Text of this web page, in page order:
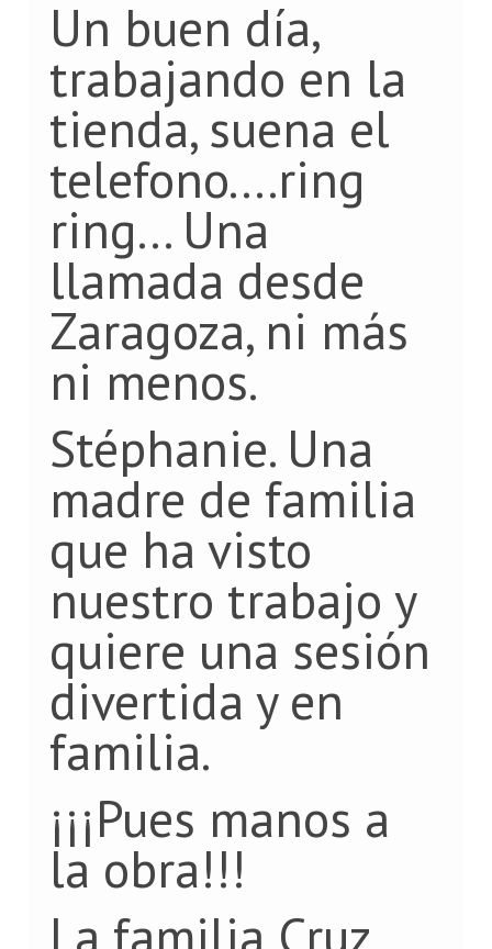
Un buen día,
trabajando en la
tienda, suena el
telefono....ring
ring... Una
llamada desde
Zaragoza, ni más
ni menos.
Stéphanie. Una
madre de familia
que ha visto
nuestro trabajo y
quiere una sesión
divertida y en
familia.
¡¡¡Pues manos a
la obra!!!